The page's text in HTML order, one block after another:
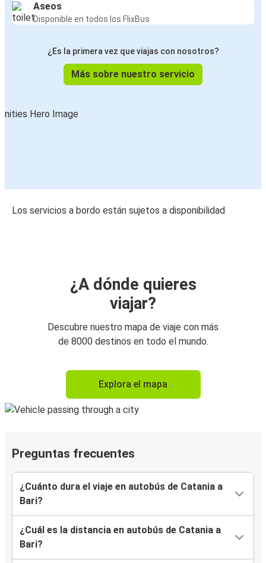
Aseos
Disponible en todos los FlixBus
¿Es la primera vez que viajas con nosotros?
Más sobre nuestro servicio
Los servicios a bordo están sujetos a disponibilidad
¿A dónde quieres
viajar?
Descubre nuestro mapa de viaje con más
de 8000 destinos en todo el mundo.
Explora el mapa
Preguntas frecuentes
¿Cuánto dura el viaje en autobús de Catania a
Bari?
¿Cuál es la distancia en autobús de Catania a
Bari?